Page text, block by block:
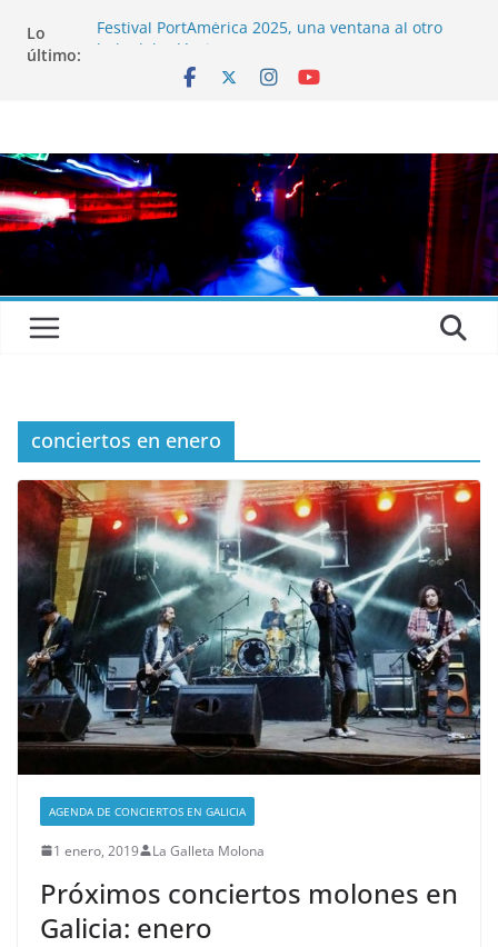
Lo
último:
Festival PortAmérica 2025, una ventana al otro
El Atlantic Fest 2025 propone un menú musical
Entrevista a RUMIA
Entrevista a mariagrep
conciertos en enero
AGENDA DE CONCIERTOS EN GALICIA
1 enero, 2019 La Galleta Molona
Próximos conciertos molones en
Galicia: enero